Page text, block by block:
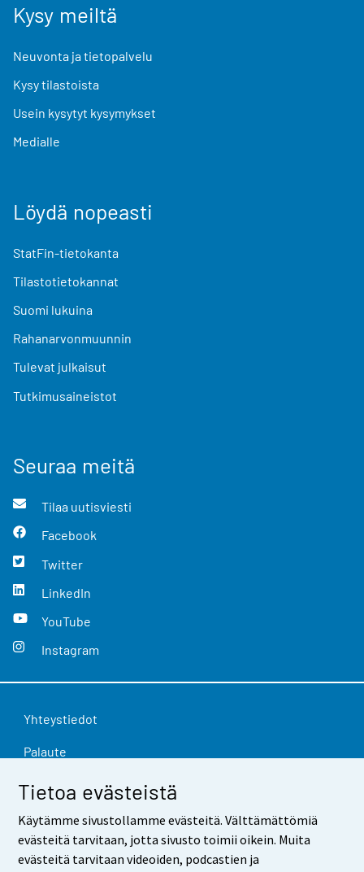
Tietoa evästeistä
Käytämme sivustollamme evästeitä. Välttämättömiä
evästeitä tarvitaan, jotta sivusto toimii oikein. Muita
evästeitä tarvitaan videoiden, podcastien ja
Kysy meiltä
Neuvonta ja tietopalvelu
Kysy tilastoista
Usein kysytyt kysymykset
Medialle
Löydä nopeasti
StatFin-tietokanta
Tilastotietokannat
Suomi lukuina
Rahanarvonmuunnin
Tulevat julkaisut
Tutkimusaineistot
Seuraa meitä
Tilaa uutisviesti
Facebook
Twitter
LinkedIn
YouTube
Instagram
Yhteystiedot
Palaute
Käyttöehdot
Tietosuoja
Saavutettavuus